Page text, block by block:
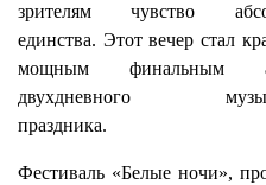
зрителям чувство
единства. Этот вечер стал
мощным финальным
двухдневного
праздника.
Фестиваль «Белые ночи»,